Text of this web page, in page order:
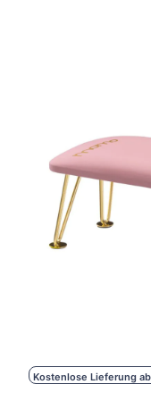
Kostenlose Lieferung